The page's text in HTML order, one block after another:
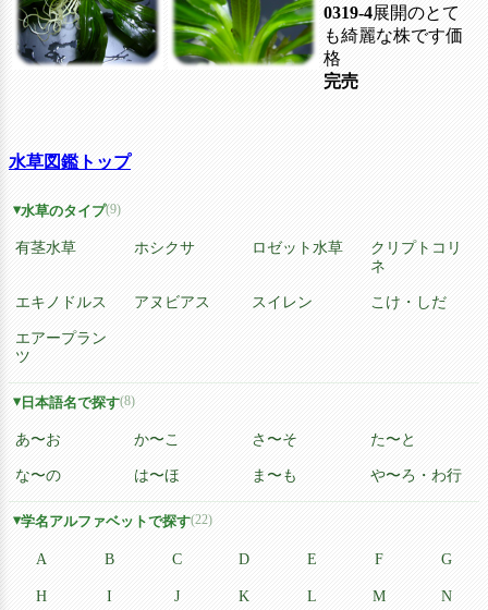
0319-4展開のとて
も綺麗な株です価
格
完売
水草図鑑トップ
水草のタイプ(9)
有茎水草 ホシクサ ロゼット水草
クリプトコリ
ネ
エキノドルス アヌビアス スイレン こけ・しだ
エアープラン
ツ
日本語名で探す(8)
あ〜お か〜こ さ〜そ た〜と
な〜の は〜ほ ま〜も や〜ろ・わ行
学名アルファベットで探す(22)
A B C D E F G
H I J K L M N